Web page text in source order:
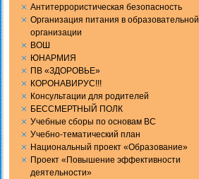
Антитеррористическая безопасность
Организация питания в образовательной
организации
ВОШ
ЮНАРМИЯ
ПВ «ЗДОРОВЬЕ»
КОРОНАВИРУС!!!
Консультации для родителей
БЕССМЕРТНЫЙ ПОЛК
Учебные сборы по основам ВС
Учебно-тематический план
Национальный проект «Образование»
Проект «Повышение эффективности
деятельности»